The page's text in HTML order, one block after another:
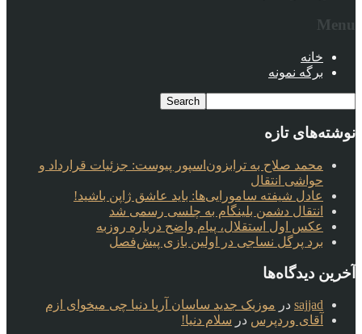
Menu
خانه
برگه نمونه
نوشته‌های تازه
محمد صلاح به ترابزون‌اسپور پیوست: جزئیات قرارداد و
حواشی انتقال
عادل شیفته سامورایی‌ها: باید عاشق ژاپن باشید!
انتقال دشمن بلینگام به چلسی رسمی شد
عکس اول استقلال، پیام واضح درباره روزبه
برد پرگل نساجی در اولین بازی پیش‌فصل
آخرین دیدگاه‌ها
sajjad در موزیک جدید ساسان آریا دنیا چی میخوای ازم
آقای وردپرس در سلام دنیا!